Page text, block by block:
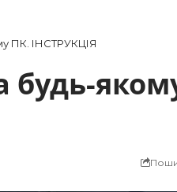
ПК. ІНСТРУКЦІЯ
будь-